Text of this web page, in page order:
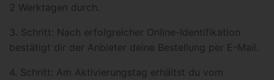
2 Werktagen durch.
3. Schritt: Nach erfolgreicher Online-Identifikation
bestätigt dir der Anbieter deine Bestellung per E-Mail.
4. Schritt: Am Aktivierungstag erhältst du vom